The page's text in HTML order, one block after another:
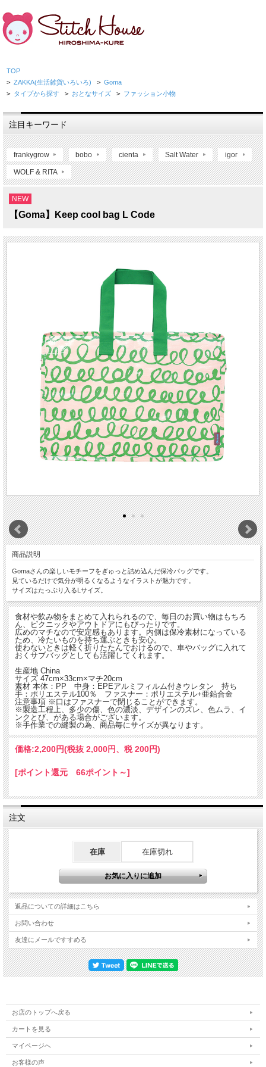
TOP
> ZAKKA(生活雑貨いろいろ) > Goma
> タイプから探す > おとなサイズ > ファッション小物
注目キーワード
frankygrow bobo cienta Salt Water igor
WOLF & RITA
NEW
【Goma】Keep cool bag L Code
商品説明
Gomaさんの楽しいモチーフをぎゅっと詰め込んだ保冷バッグです。
見ているだけで気分が明るくなるようなイラストが魅力です。
サイズはたっぷり入るLサイズ。
食材や飲み物をまとめて入れられるので、毎日のお買い物はもちろ
ん、ピクニックやアウトドアにもぴったりです。
広めのマチなので安定感もあります。内側は保冷素材になっている
ため、冷たいものを持ち運ぶときも安心。
使わないときは軽く折りたたんでおけるので、車やバッグに入れて
おくサブバッグとしても活躍してくれます。
生産地 China
サイズ 47cm×33cm×マチ20cm
素材 本体：PP 中身：EPEアルミフィルム付きウレタン 持ち
手：ポリエステル100％ ファスナー：ポリエステル+亜鉛合金
注意事項 ※口はファスナーで閉じることができます。
※製造工程上、多少の傷、色の濃淡、デザインのズレ、色ムラ、イ
ンクとび、がある場合がございます。
※手作業での縫製の為、商品毎にサイズが異なります。
価格:2,200円(税抜 2,000円、税 200円)
[ポイント還元 66ポイント～]
注文
在庫 在庫切れ
返品についての詳細はこちら
お問い合わせ
友達にメールですすめる
お店のトップへ戻る
カートを見る
マイページへ
お客様の声